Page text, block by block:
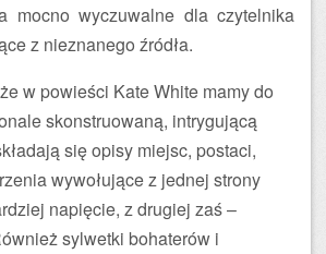
mocno wyczuwalne dla czytelnika
z nieznanego źródła.
w powieści Kate White mamy do
skonstruowaną, intrygującą
się opisy miejsc, postaci,
wywołujące z jednej strony
napięcie, z drugiej zaś –
sylwetki bohaterów i